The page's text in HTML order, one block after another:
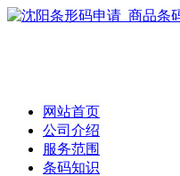
网站首页
公司介绍
服务范围
条码知识